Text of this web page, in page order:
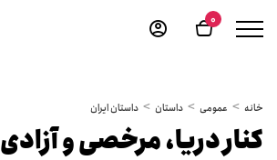
0
خانه عمومی داستان داستان ایران
کنار دریا، مرخصی و آزادی